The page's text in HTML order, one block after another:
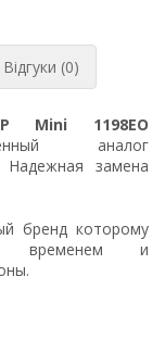
Відгуки (0)
Mini 1198EO
аналог
Надежная замена
бренд которому
временем и